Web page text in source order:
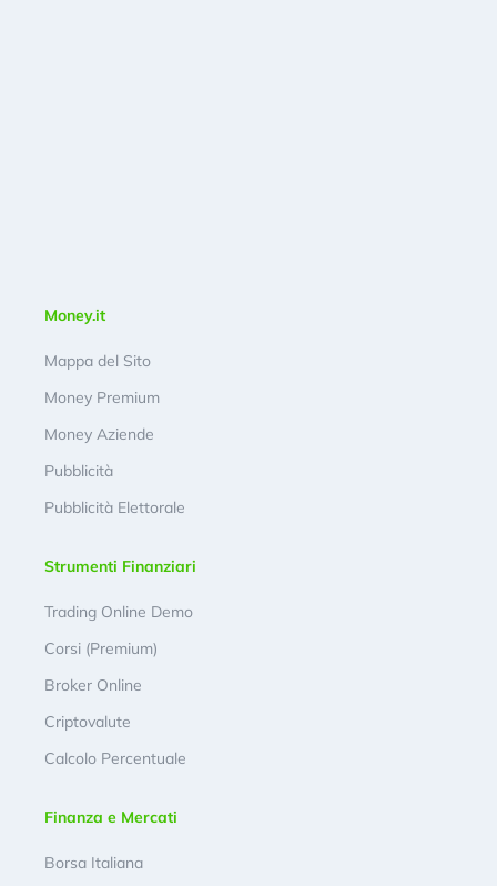
Money.it
Mappa del Sito
Money Premium
Money Aziende
Pubblicità
Pubblicità Elettorale
Strumenti Finanziari
Trading Online Demo
Corsi (Premium)
Broker Online
Criptovalute
Calcolo Percentuale
Finanza e Mercati
Borsa Italiana